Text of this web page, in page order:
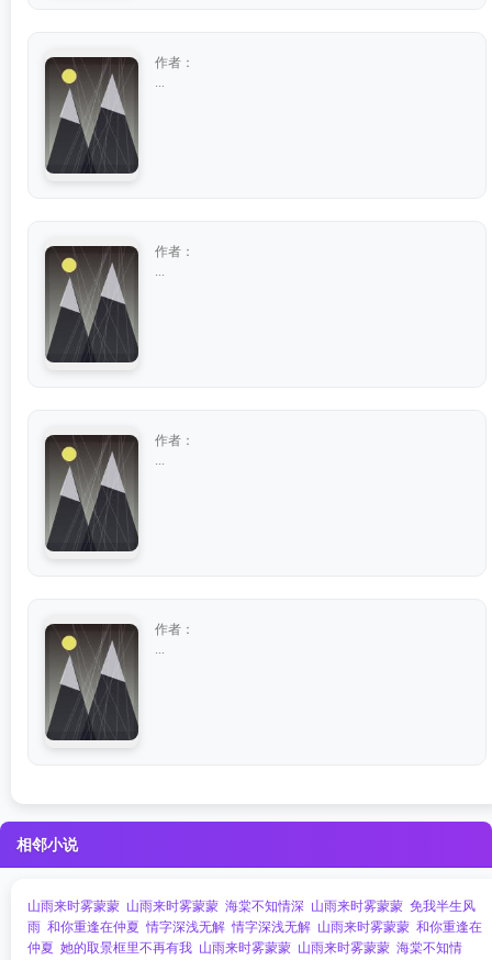
作者：
作者：
作者：
作者：
相邻小说
山雨来时雾蒙蒙 山雨来时雾蒙蒙 海棠不知情深 山雨来时雾蒙蒙 免我半生风
雨 和你重逢在仲夏 情字深浅无解 情字深浅无解 山雨来时雾蒙蒙 和你重逢在
仲夏 她的取景框里不再有我 山雨来时雾蒙蒙 山雨来时雾蒙蒙 海棠不知情